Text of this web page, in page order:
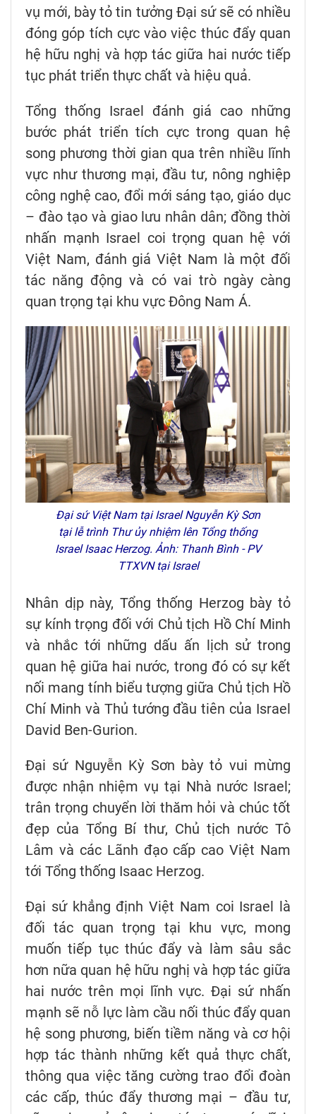
vụ mới, bày tỏ tin tưởng Đại sứ sẽ có nhiều
đóng góp tích cực vào việc thúc đẩy quan
hệ hữu nghị và hợp tác giữa hai nước tiếp
tục phát triển thực chất và hiệu quả.
Tổng thống Israel đánh giá cao những
bước phát triển tích cực trong quan hệ
song phương thời gian qua trên nhiều lĩnh
vực như thương mại, đầu tư, nông nghiệp
công nghệ cao, đổi mới sáng tạo, giáo dục
– đào tạo và giao lưu nhân dân; đồng thời
nhấn mạnh Israel coi trọng quan hệ với
Việt Nam, đánh giá Việt Nam là một đối
tác năng động và có vai trò ngày càng
quan trọng tại khu vực Đông Nam Á.
Đại sứ Việt Nam tại Israel Nguyễn Kỳ Sơn
tại lễ trình Thư ủy nhiệm lên Tổng thống
Israel Isaac Herzog. Ảnh: Thanh Bình - PV
TTXVN tại Israel
Nhân dịp này, Tổng thống Herzog bày tỏ
sự kính trọng đối với Chủ tịch Hồ Chí Minh
và nhắc tới những dấu ấn lịch sử trong
quan hệ giữa hai nước, trong đó có sự kết
nối mang tính biểu tượng giữa Chủ tịch Hồ
Chí Minh và Thủ tướng đầu tiên của Israel
David Ben-Gurion.
Đại sứ Nguyễn Kỳ Sơn bày tỏ vui mừng
được nhận nhiệm vụ tại Nhà nước Israel;
trân trọng chuyển lời thăm hỏi và chúc tốt
đẹp của Tổng Bí thư, Chủ tịch nước Tô
Lâm và các Lãnh đạo cấp cao Việt Nam
tới Tổng thống Isaac Herzog.
Đại sứ khẳng định Việt Nam coi Israel là
đối tác quan trọng tại khu vực, mong
muốn tiếp tục thúc đẩy và làm sâu sắc
hơn nữa quan hệ hữu nghị và hợp tác giữa
hai nước trên mọi lĩnh vực. Đại sứ nhấn
mạnh sẽ nỗ lực làm cầu nối thúc đẩy quan
hệ song phương, biến tiềm năng và cơ hội
hợp tác thành những kết quả thực chất,
thông qua việc tăng cường trao đổi đoàn
các cấp, thúc đẩy thương mại – đầu tư,